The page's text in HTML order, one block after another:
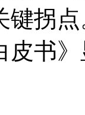
键拐
皮书